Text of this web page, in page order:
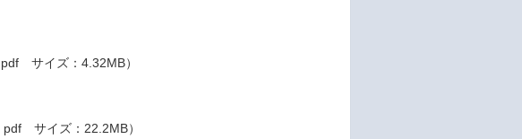
サイズ：4.32MB）
サイズ：22.2MB）